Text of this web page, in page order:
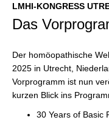
LMHI-KONGRESS
Das
Der homöopathische
2025 in Utrecht,
Vorprogramm ist nun
kurzen Blick ins
30 Years of Basic